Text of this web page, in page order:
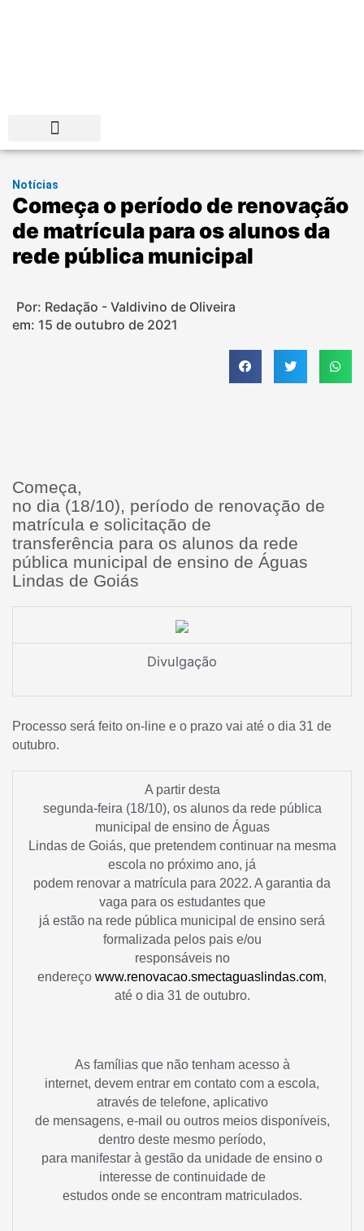
Notícias
Começa o período de renovação
de matrícula para os alunos da
rede pública municipal
Por: Redação - Valdivino de Oliveira
em: 15 de outubro de 2021
Começa,
no dia (18/10), período de renovação de
matrícula e solicitação de
transferência para os alunos da rede
pública municipal de ensino de Águas
Lindas de Goiás
Divulgação
Processo será feito on-line e o prazo vai até o dia 31 de
outubro.
A partir desta
segunda-feira (18/10), os alunos da rede pública
municipal de ensino de Águas
Lindas de Goiás, que pretendem continuar na mesma
escola no próximo ano, já
podem renovar a matrícula para 2022. A garantia da
vaga para os estudantes que
já estão na rede pública municipal de ensino será
formalizada pelos pais e/ou
responsáveis no
endereço www.renovacao.smectaguaslindas.com,
até o dia 31 de outubro.
As famílias que não tenham acesso à
internet, devem entrar em contato com a escola,
através de telefone, aplicativo
de mensagens, e-mail ou outros meios disponíveis,
dentro deste mesmo período,
para manifestar à gestão da unidade de ensino o
interesse de continuidade de
estudos onde se encontram matriculados.